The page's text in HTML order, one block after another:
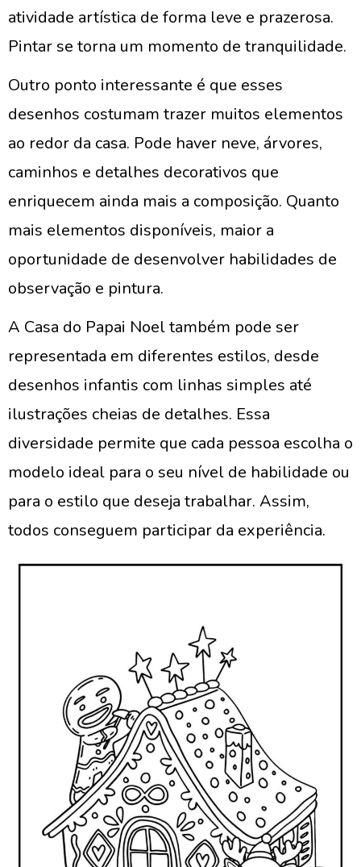
atividade artística de forma leve e prazerosa.
Pintar se torna um momento de tranquilidade.
Outro ponto interessante é que esses
desenhos costumam trazer muitos elementos
ao redor da casa. Pode haver neve, árvores,
caminhos e detalhes decorativos que
enriquecem ainda mais a composição. Quanto
mais elementos disponíveis, maior a
oportunidade de desenvolver habilidades de
observação e pintura.
A Casa do Papai Noel também pode ser
representada em diferentes estilos, desde
desenhos infantis com linhas simples até
ilustrações cheias de detalhes. Essa
diversidade permite que cada pessoa escolha o
modelo ideal para o seu nível de habilidade ou
para o estilo que deseja trabalhar. Assim,
todos conseguem participar da experiência.